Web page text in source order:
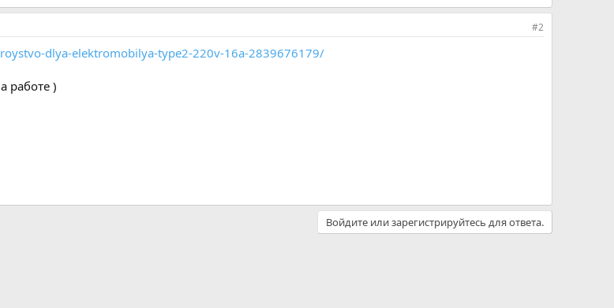
#2
dlya-elektromobilya-type2-220v-16a-2839676179/
работе )
Войдите или зарегистрируйтесь для ответа.